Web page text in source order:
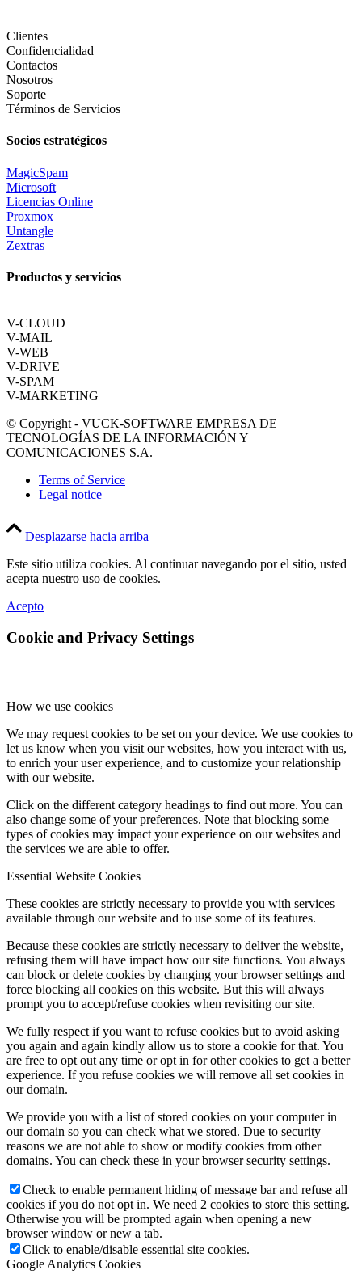
Clientes
Confidencialidad
Contactos
Nosotros
Soporte
Términos de Servicios
Socios estratégicos
MagicSpam
Microsoft
Licencias Online
Proxmox
Untangle
Zextras
Productos y servicios
V-CLOUD
V-MAIL
V-WEB
V-DRIVE
V-SPAM
V-MARKETING
© Copyright - VUCK-SOFTWARE EMPRESA DE
TECNOLOGÍAS DE LA INFORMACIÓN Y
COMUNICACIONES S.A.
Terms of Service
Legal notice
Desplazarse hacia arriba
Este sitio utiliza cookies. Al continuar navegando por el sitio, usted
acepta nuestro uso de cookies.
Acepto
Cookie and Privacy Settings
How we use cookies
We may request cookies to be set on your device. We use cookies to
let us know when you visit our websites, how you interact with us,
to enrich your user experience, and to customize your relationship
with our website.
Click on the different category headings to find out more. You can
also change some of your preferences. Note that blocking some
types of cookies may impact your experience on our websites and
the services we are able to offer.
Essential Website Cookies
These cookies are strictly necessary to provide you with services
available through our website and to use some of its features.
Because these cookies are strictly necessary to deliver the website,
refusing them will have impact how our site functions. You always
can block or delete cookies by changing your browser settings and
force blocking all cookies on this website. But this will always
prompt you to accept/refuse cookies when revisiting our site.
We fully respect if you want to refuse cookies but to avoid asking
you again and again kindly allow us to store a cookie for that. You
are free to opt out any time or opt in for other cookies to get a better
experience. If you refuse cookies we will remove all set cookies in
our domain.
We provide you with a list of stored cookies on your computer in
our domain so you can check what we stored. Due to security
reasons we are not able to show or modify cookies from other
domains. You can check these in your browser security settings.
Check to enable permanent hiding of message bar and refuse all
cookies if you do not opt in. We need 2 cookies to store this setting.
Otherwise you will be prompted again when opening a new
browser window or new a tab.
Click to enable/disable essential site cookies.
Google Analytics Cookies